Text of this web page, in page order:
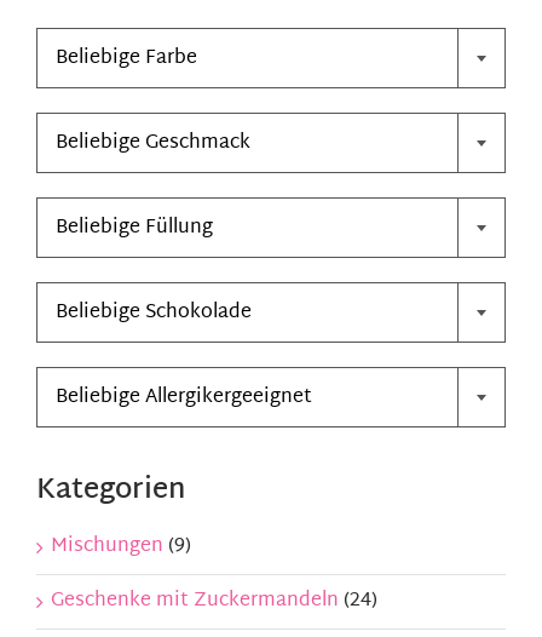
Kontakt
Mein Konto
Warenkorb
Beliebige Farbe

Beliebige Geschmack

Beliebige Füllung

Beliebige Schokolade

Beliebige Allergikergeeignet
Kategorien
Mischungen (9)
Geschenke mit Zuckermandeln (24)